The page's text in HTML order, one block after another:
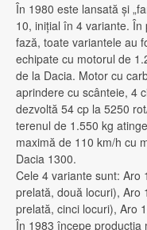
În 1980 este lansată şi
10, iniţial în 4 variante. În
fază, toate variantele au
echipate cu motorul de
de la Dacia. Motor cu
aprindere cu scânteie, 4
dezvoltă 54 cp la 5250
terenul de 1.550 kg
maximă de 110 km/h cu
Dacia 1300.
Cele 4 variante sunt: Aro
prelată, două locuri), Aro
prelată, cinci locuri), Aro
În 1983 începe producţia